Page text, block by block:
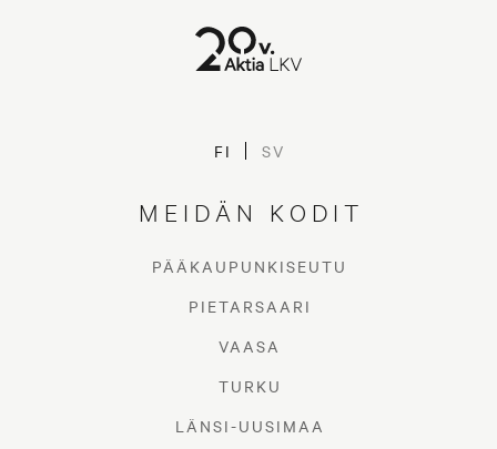
FI SV
MEIDÄN KODIT
PÄÄKAUPUNKISEUTU
PIETARSAARI
VAASA
TURKU
LÄNSI-UUSIMAA